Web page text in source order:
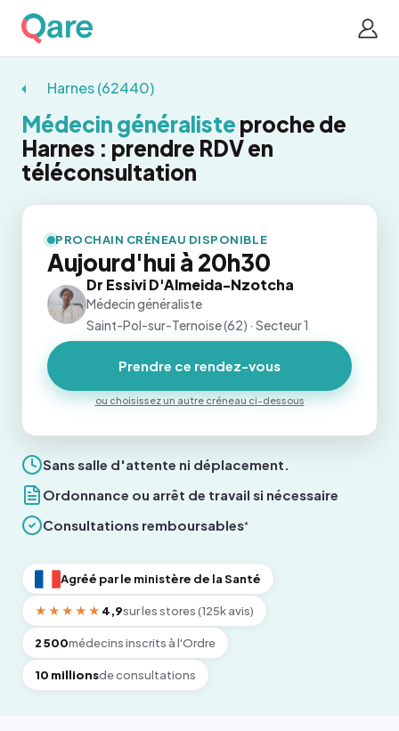
Harnes (62440)
Médecin généraliste proche de
Harnes : prendre RDV en
téléconsultation
Sans salle d'attente ni déplacement.
Ordonnance ou arrêt de travail si nécessaire
Consultations remboursables*
Agréé par le ministère de la Santé
★★★★★ 4,9sur les stores (125k avis)
2 500médecins inscrits à l'Ordre
10 millionsde consultations
PROCHAIN CRÉNEAU DISPONIBLE
Aujourd'hui à 20h30
Dr Essivi D'Almeida-Nzotcha
Médecin généraliste
Saint-Pol-sur-Ternoise (62) · Secteur 1
Prendre ce rendez-vous
ou choisissez un autre créneau ci-dessous